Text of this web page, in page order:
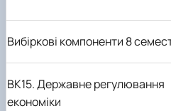
Вибіркові компоненти 8
ВК15.Державне регулювання
економіки